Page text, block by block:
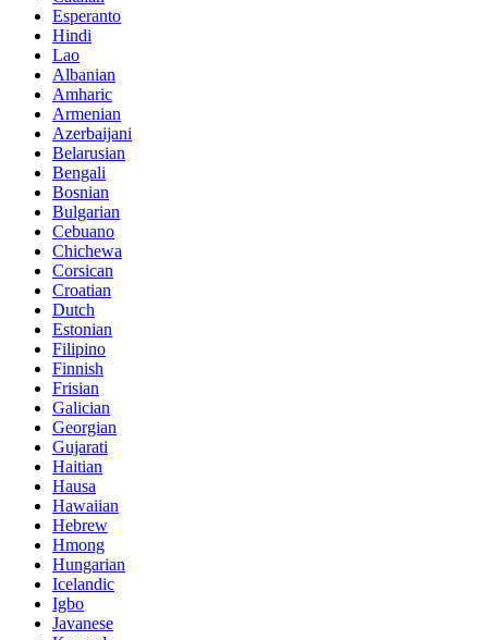
Esperanto
Hindi
Lao
Albanian
Amharic
Armenian
Azerbaijani
Belarusian
Bengali
Bosnian
Bulgarian
Cebuano
Chichewa
Corsican
Croatian
Dutch
Estonian
Filipino
Finnish
Frisian
Galician
Georgian
Gujarati
Haitian
Hausa
Hawaiian
Hebrew
Hmong
Hungarian
Icelandic
Igbo
Javanese